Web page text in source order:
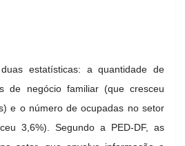
estatísticas: a quantidade de
de negócio familiar (que cresceu
e o número de ocupadas no setor
3,6%). Segundo a PED-DF, as